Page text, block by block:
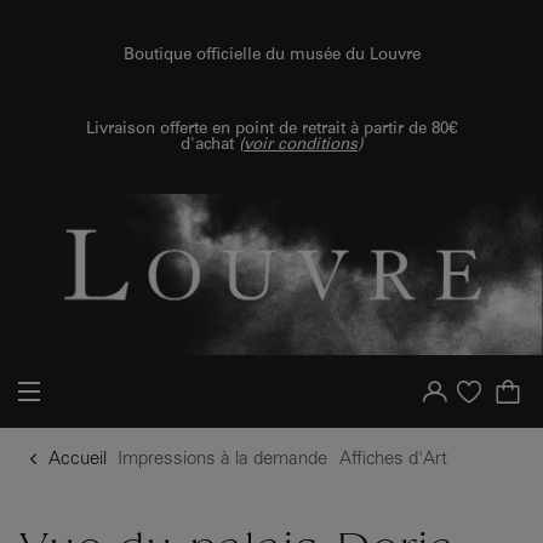
Boutique officielle du musée du Louvre
Livraison offerte en point de retrait à partir de 80€
d'achat (voir conditions)
Votre compte
Liste d'achat
Accueil Impressions à la demande Affiches d'Art
{{ new Intl.NumberFormat('fr').format(dimensions.legend.h) }} {{ dimensions.legend.unit }}